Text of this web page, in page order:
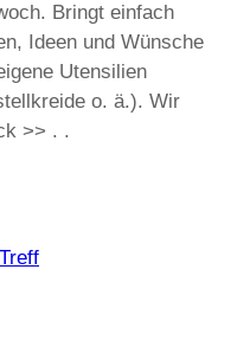
Bringt einfach
Ideen und Wünsche
Utensilien
o. ä.). Wir
>> . .